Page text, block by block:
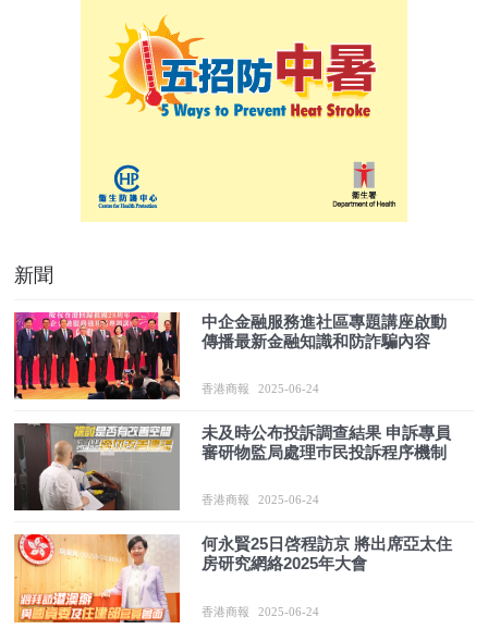
新聞
中企金融服務進社區專題講座啟動
傳播最新金融知識和防詐騙內容
香港商報 2025-06-24
未及時公布投訴調查結果 申訴專員
審研物監局處理巿民投訴程序機制
香港商報 2025-06-24
何永賢25日啓程訪京 將出席亞太住
房研究網絡2025年大會
香港商報 2025-06-24